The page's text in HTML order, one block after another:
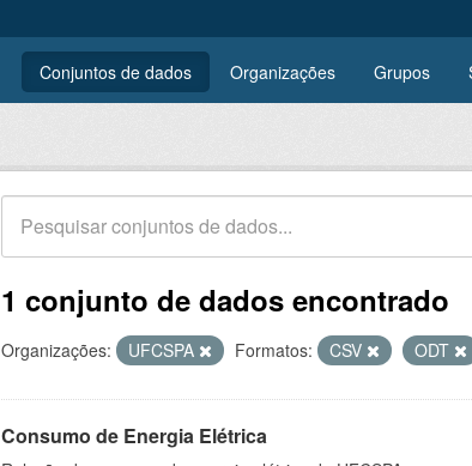
Conjuntos de dados Organizações Grupos
1 conjunto de dados encontrado
Organizações: UFCSPA Formatos: CSV ODT
Consumo de Energia Elétrica